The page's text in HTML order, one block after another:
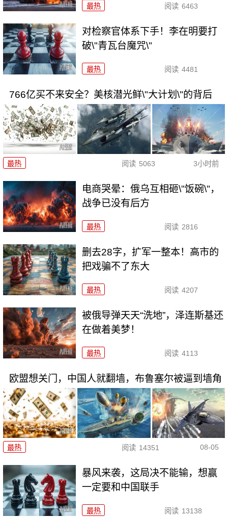
最热 阅读 6463
对检察官体系下手！李在明要打
破\"青瓦台魔咒\"
最热 阅读 4481
766亿买不来安全？美核潜光鲜\"大计划\"的背后
最热 阅读 5063 3小时前
电商哭晕：俄乌互相砸\"饭碗\"，
战争已没有后方
最热 阅读 2816
删去28字，扩军一整本！高市的
把戏骗不了东大
最热 阅读 4207
被俄导弹天天“洗地”，泽连斯基还
在做着美梦！
最热 阅读 4113
欧盟想关门，中国人就翻墙，布鲁塞尔被逼到墙角
最热 阅读 14351 08-05
暴风来袭，这局决不能输，想赢
一定要和中国联手
最热 阅读 13138